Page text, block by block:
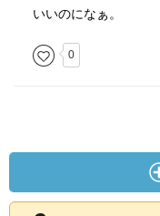
いいのになぁ。
0